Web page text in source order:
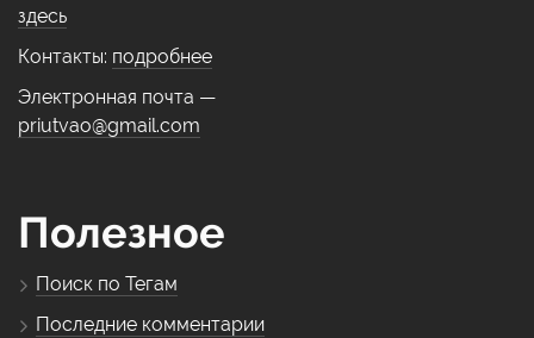
здесь
Контакты: подробнее
Электронная почта —
priutvao@gmail.com
Полезное
Поиск по Тегам
Последние комментарии